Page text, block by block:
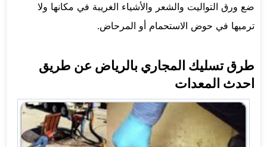
ضع ورق التواليت والشعر والأشياء الغريبة في مكانها ولا
ترميها في حوض الاستحمام أو المرحاض.
طرق تسليك المجاري بالرياض عن طريق
احدث المعدات